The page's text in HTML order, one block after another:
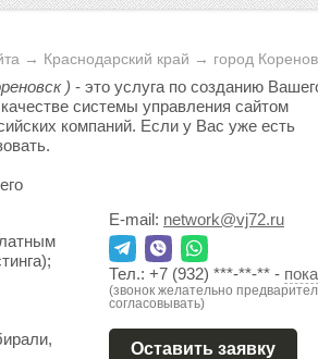
→ Краснодарский край → город
) - это услуга по созданию
системы управления сайтом
компаний. Если у Вас уже есть
E-mail: network@vj72.ru
Тел.: +7 (932) ***-**-** -
(звонок желательно
согласовывать)
Оставить заявку